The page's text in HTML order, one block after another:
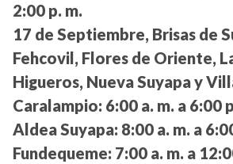
2:00 p. m.
17 de Septiembre, Brisas de
Fehcovil, Flores de Oriente,
Higueros, Nueva Suyapa y
Caralampio: 6:00 a. m. a 6:00
Aldea Suyapa: 8:00 a. m. a
Fundequeme: 7:00 a. m. a